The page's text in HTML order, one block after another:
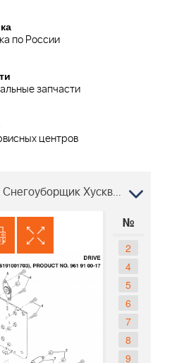
по России
запчасти
центров
4 ДЕТАЛИ ПРИВОДА Снегоуборщик Хускварна 8024 STE 96191001703, 2008-11
№
2
4
5
6
7
8
9